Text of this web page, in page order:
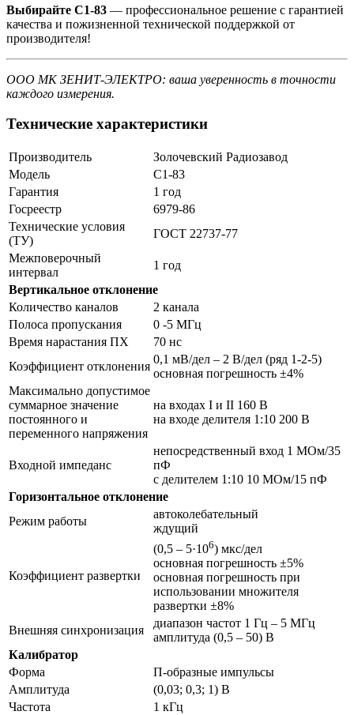
Выбирайте С1-83 — профессиональное решение с гарантией
качества и пожизненной технической поддержкой от
производителя!
ООО МК ЗЕНИТ-ЭЛЕКТРО: ваша уверенность в точности
каждого измерения.
Технические характеристики
Производитель
Золочевский Радиозавод
Модель
С1-83
Гарантия
1 год
Госреестр
6979-86
Технические условия
(ТУ)
ГОСТ 22737-77
Межповерочный
интервал
1 год
Вертикальное отклонение
Количество каналов
2 канала
Полоса пропускания
0 -5 МГц
Время нарастания ПХ
70 нс
Коэффициент отклонения
0,1 мВ/дел – 2 В/дел (ряд 1-2-5)
основная погрешность ±4%
Максимально допустимое
суммарное значение
постоянного и
переменного напряжения
на входах I и II 160 В
на входе делителя 1:10 200 В
Входной импеданс
непосредственный вход 1 MОм/35
пФ
с делителем 1:10 10 MОм/15 пФ
Горизонтальное отклонение
Режим работы
автоколебательный
ждущий
Коэффициент развертки
(0,5 – 5·106) мкс/дел
основная погрешность ±5%
основная погрешность при
использовании множителя
развертки ±8%
Внешняя синхронизация
диапазон частот 1 Гц – 5 МГц
амплитуда (0,5 – 50) В
Калибратор
Форма
П-образные импульсы
Амплитуда
(0,03; 0,3; 1) В
Частота
1 кГц